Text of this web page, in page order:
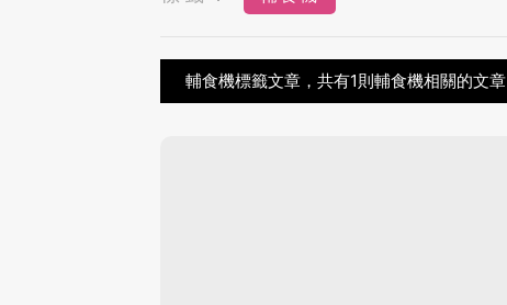
輔食機標籤文章，共有1則輔食機相關的文章